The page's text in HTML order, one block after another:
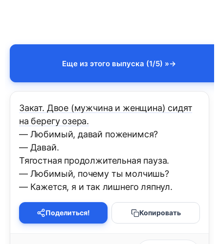
Еще из этого выпуска (1/5) »
Закат. Двое (мужчина и женщина) сидят
на берегу озера.
— Любимый, давай поженимся?
— Давай.
Тягостная продолжительная пауза.
— Любимый, почему ты молчишь?
— Кажется, я и так лишнего ляпнул.
Поделиться! Копировать